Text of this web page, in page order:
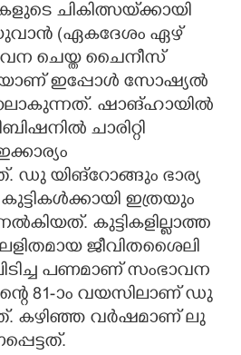
ചികിത്സയ്‌ക്കായി
(ഏകദേശം ഏഴ്
ചെയ്ത ചെെനീസ്
ഇപ്പോൾ സോഷ്യൽ
ഷാങ്ഹായിൽ
ചാരിറ്റി
ഡു യിങ്റോങ്ങും ഭാര്യ
ഇത്രയും
കുട്ടികളില്ലാത്ത
ജീവിതശെെലി
പണമാണ് സംഭാവന
81-ാം വയസിലാണ് ഡു
കഴിഞ്ഞ വർഷമാണ് ലു